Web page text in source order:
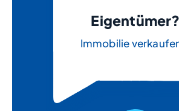
Eigentümer?
Immobilie